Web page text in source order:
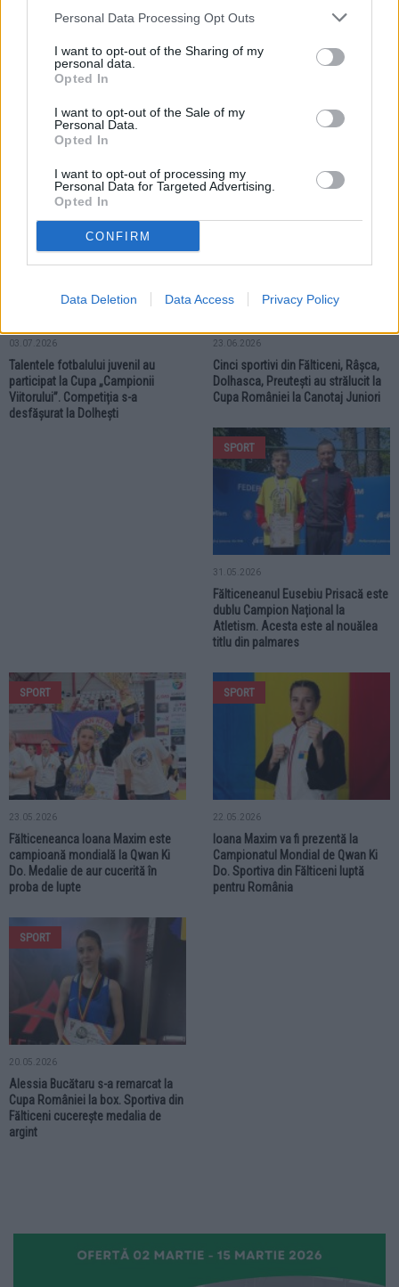
Personal Data Processing Opt Outs
I want to opt-out of the Sharing of my
personal data.
Opted In
I want to opt-out of the Sale of my
Personal Data.
Opted In
I want to opt-out of processing my
Personal Data for Targeted Advertising.
Opted In
CONFIRM
Data Deletion Data Access Privacy Policy
Daria Silișteanu este noua
un nou record național
SPORT
03.07.2026
Talentele fotbalului juvenil au
participat la Cupa „Campionii
Viitorului”. Competiția s-a
desfășurat la Dolhești
SPORT
23.06.2026
Cinci sportivi din Fălticeni, Râșca,
Dolhasca, Preutești au strălucit la
Cupa României la Canotaj Juniori
SPORT
31.05.2026
Fălticeneanul Eusebiu Prisacă este
dublu Campion Național la
Atletism. Acesta este al nouălea
titlu din palmares
SPORT
23.05.2026
Fălticeneanca Ioana Maxim este
campioană mondială la Qwan Ki
Do. Medalie de aur cucerită în
proba de lupte
SPORT
22.05.2026
Ioana Maxim va fi prezentă la
Campionatul Mondial de Qwan Ki
Do. Sportiva din Fălticeni luptă
pentru România
SPORT
20.05.2026
Alessia Bucătaru s-a remarcat la
Cupa României la box. Sportiva din
Fălticeni cucerește medalia de
argint